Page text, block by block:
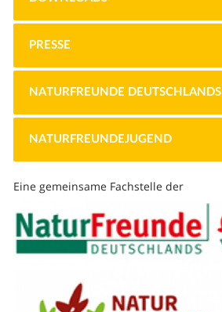
PRESSE
NATURFREUNDE DEUTSCHLANDS
NATURFREUNDEJUGEND
Eine gemeinsame Fachstelle der